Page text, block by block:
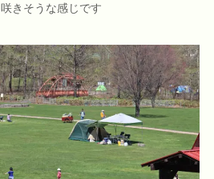
きそうな感じです